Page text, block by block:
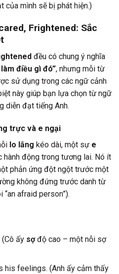
của mình sẽ bị phát hiện.)
Frightened: Sắc
đều có chung ý nghĩa
điều gì đó”, nhưng mỗi từ
sử dụng trong các ngữ cảnh
này giúp bạn lựa chọn từ ngữ
diễn đạt tiếng Anh.
trực và e ngại
lo lắng kéo dài, một sự e
hành động trong tương lai. Nó ít
phản ứng đột ngột trước một
không đứng trước danh từ
afraid person”).
ấy sợđộ cao – một nỗi sợ
his feelings. (Anh ấy cảm thấy